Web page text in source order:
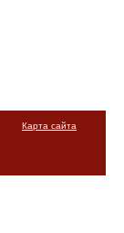
Карта сайта